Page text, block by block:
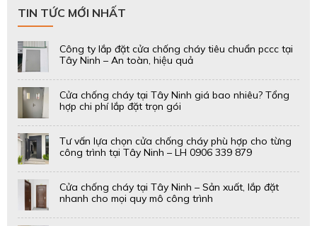
TIN TỨC MỚI NHẤT
Công ty lắp đặt cửa chống cháy tiêu chuẩn pccc tại
Tây Ninh – An toàn, hiệu quả
Cửa chống cháy tại Tây Ninh giá bao nhiêu? Tổng
hợp chi phí lắp đặt trọn gói
Tư vấn lựa chọn cửa chống cháy phù hợp cho từng
công trình tại Tây Ninh – LH 0906 339 879
Cửa chống cháy tại Tây Ninh – Sản xuất, lắp đặt
nhanh cho mọi quy mô công trình